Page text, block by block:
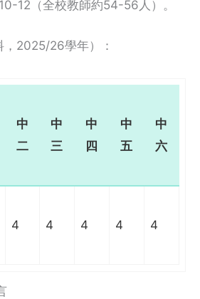
12（全校教師約54-56人）。
，2025/26學年）：
中
二
中
三
中
四
中
五
中
六
4 4 4 4 4